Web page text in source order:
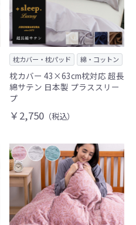
枕カバー・枕パッド 綿・コットン
枕カバー 43×63cm枕対応 超長
綿サテン 日本製 プラススリー
プ
￥2,750 （税込）